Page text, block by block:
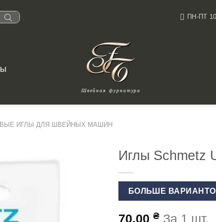
ПН-ПТ
Швейная фурнитура
ИГЛЫ ДЛЯ ШВЕЙНЫХ МАШИН
Иглы Schmetz
БОЛЬШЕ
70.00 ₴ За 1 шт.